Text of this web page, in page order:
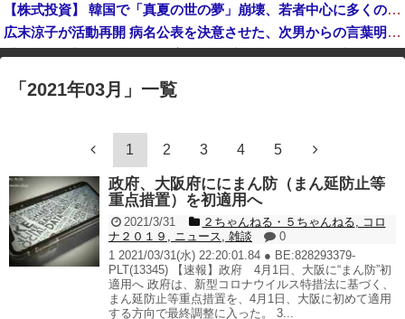
【株式投資】 韓国で「真夏の世の夢」崩壊、若者中心に多くの人が「人生オワタ」―中国メディア
広末涼子が活動再開 病名公表を決意させた、次男からの言葉明かす
【金利上昇】 年24万円負担増 30代住宅ローンで、内閣府試算
※アドブロック等の広告非表示プラグインやアドオンを利用している場合、
「 2021年03月 」 一覧
1 2 3 4 5
政府、大阪府ににまん防（まん延防止等
重点措置）を初適用へ
2021/3/31 ２ちゃんねる・５ちゃんねる
コロ
ナ２０１９
ニュース 雑談
0
1 2021/03/31(水) 22:20:01.84 ● BE:828293379-
PLT(13345) 【速報】政府 4月1日、大阪に“まん防”初
適用へ 政府は、新型コロナウイルス特措法に基づく、
まん延防止等重点措置を、4月1日、大阪に初めて適用
する方向で最終調整に入った。 3...